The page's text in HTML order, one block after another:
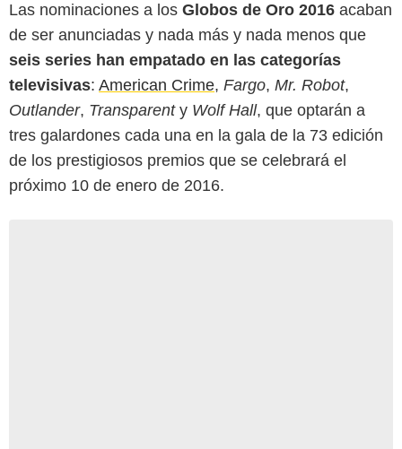
Las nominaciones a los Globos de Oro 2016 acaban
de ser anunciadas y nada más y nada menos que
seis series han empatado en las categorías
televisivas: American Crime, Fargo, Mr. Robot,
Outlander, Transparenty Wolf Hall, que optarán a
tres galardones cada una en la gala de la 73 edición
de los prestigiosos premios que se celebrará el
próximo 10 de enero de 2016.